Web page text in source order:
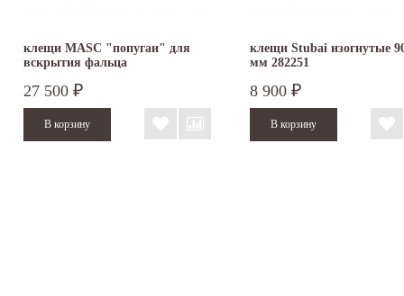
клещи MASC "попугаи" для
вскрытия фальца
27 500 ₽
клещи Stubai изогнутые
мм 282251
8 900 ₽